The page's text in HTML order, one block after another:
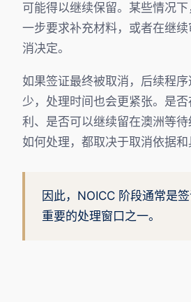
可能得以继续保留。某些情况
一步要求补充材料，或者在继
消决定。
如果签证最终被取消，后续程
少，处理时间也会更紧张。是
利、是否可以继续留在澳洲等
如何处理，都取决于取消依据和
因此，NOICC 阶段通常是
重要的处理窗口之一。